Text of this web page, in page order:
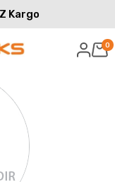
Kargo
0